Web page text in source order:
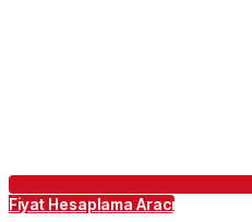
Fiyat Hesaplama Aracı